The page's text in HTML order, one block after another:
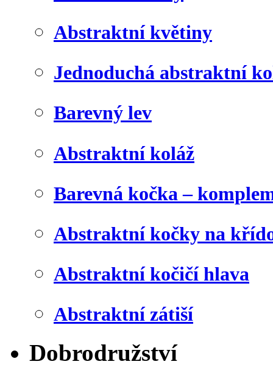
Abstraktní květiny
Jednoduchá abstraktní
Barevný lev
Abstraktní koláž
Barevná kočka –
Abstraktní kočky na
Abstraktní kočičí hlava
Abstraktní zátiší
Dobrodružství